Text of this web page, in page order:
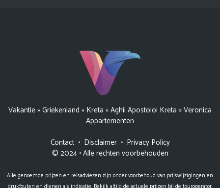
Vakantie»Griekenland » Kreta »Aghii Apostoloi Kreta »Veronica
Appartementen
Contact• Disclaimer• Privacy Policy
© 2024 • Alle rechten voorbehouden
Alle genoemde prijzen en reisadviezen zijn onder voorbehoud van prijswijzigingen en